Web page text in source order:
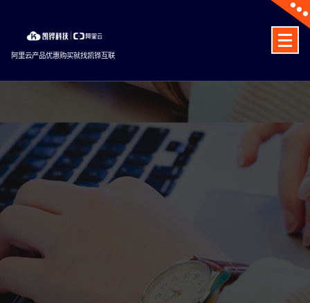
content
阿里云产品优惠购买就找凯铧互联